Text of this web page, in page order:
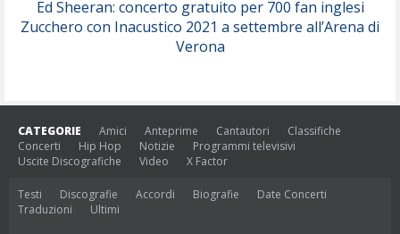
Ed Sheeran: concerto gratuito per 700 fan inglesi
Zucchero con Inacustico 2021 a settembre all’Arena di
Verona
CATEGORIE Amici Anteprime Cantautori
Classifiche
Concerti
Hip Hop Notizie
Programmi televisivi
Uscite Discografiche
Video X Factor
Testi Discografie Accordi Biografie
Date Concerti
Traduzioni
Ultimi